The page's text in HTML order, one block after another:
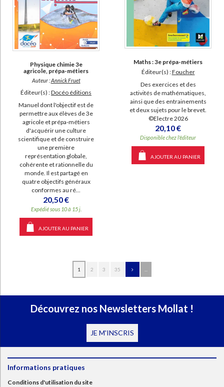
Physique chimie 3e
agricole, prépa-métiers
Auteur :Annick Fruet
Éditeur(s) :Docéo éditions
Manuel dont l'objectif est de
permettre aux élèves de 3e
agricole et prépa-métiers
d'acquérir une culture
scientifique et de construire
une première
représentation globale,
cohérente et rationnelle du
monde. Il est partagé en
quatre objectifs généraux
conformes au ré...
20,50 €
Expédié sous 10 à 15 j.
AJOUTER AU PANIER
Maths : 3e prépa-métiers
Éditeur(s) :Foucher
Des exercices et des
activités de mathématiques,
ainsi que des entrainements
et deux sujets pour le brevet.
©Electre 2026
20,10 €
Disponible chez l'éditeur
AJOUTER AU PANIER
1 2 3 35 ...
Découvrez nos Newsletters Mollat !
JE M'INSCRIS
Informations pratiques
Conditions d'utilisation du site